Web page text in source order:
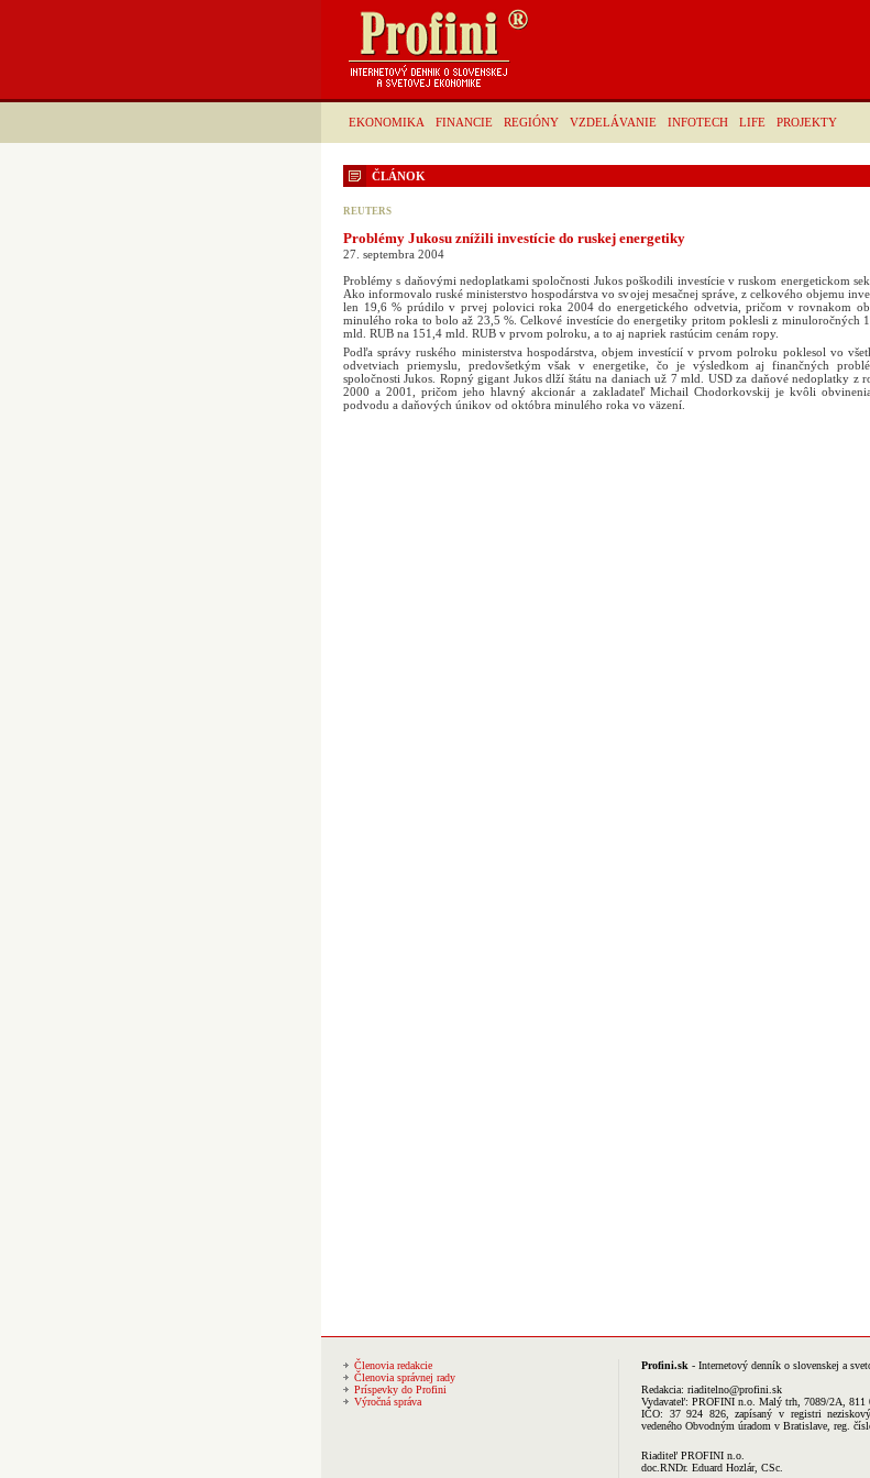
EKONOMIKA FINANCIE REGIÓNY VZDELÁVANIE INFOTECH LIFE PROJEKTY
ČLÁNOK
REUTERS
Problémy Jukosu znížili investície do ruskej energetiky
27. septembra 2004
Problémy s daňovými nedoplatkami spoločnosti Jukos poškodili investície v ruskom energetickom
Ako informovalo ruské ministerstvo hospodárstva vo svojej mesačnej správe, z celkového objemu
len 19,6 % prúdilo v prvej polovici roka 2004 do energetického odvetvia, pričom v rovnakom
minulého roka to bolo až 23,5 %. Celkové investície do energetiky pritom poklesli z minuloročných
mld. RUB na 151,4 mld. RUB v prvom polroku, a to aj napriek rastúcim cenám ropy.
Podľa správy ruského ministerstva hospodárstva, objem investícií v prvom polroku poklesol vo
odvetviach priemyslu, predovšetkým však v energetike, čo je výsledkom aj finančných
spoločnosti Jukos. Ropný gigant Jukos dlží štátu na daniach už 7 mld. USD za daňové nedoplatky z
2000 a 2001, pričom jeho hlavný akcionár a zakladateľ Michail Chodorkovskij je kvôli
podvodu a daňových únikov od októbra minulého roka vo väzení.
Členovia redakcie
Členovia správnej rady
Príspevky do Profini
Výročná správa
Profini.sk - Internetový denník o slovenskej a
Redakcia: riaditelno@profini.sk
Vydavateľ: PROFINI n.o. Malý trh, 7089/2A, 811
IČO: 37 924 826, zapísaný v registri
vedeného Obvodným úradom v Bratislave, reg.
Riaditeľ PROFINI n.o.
doc.RNDr. Eduard Hozlár, CSc.